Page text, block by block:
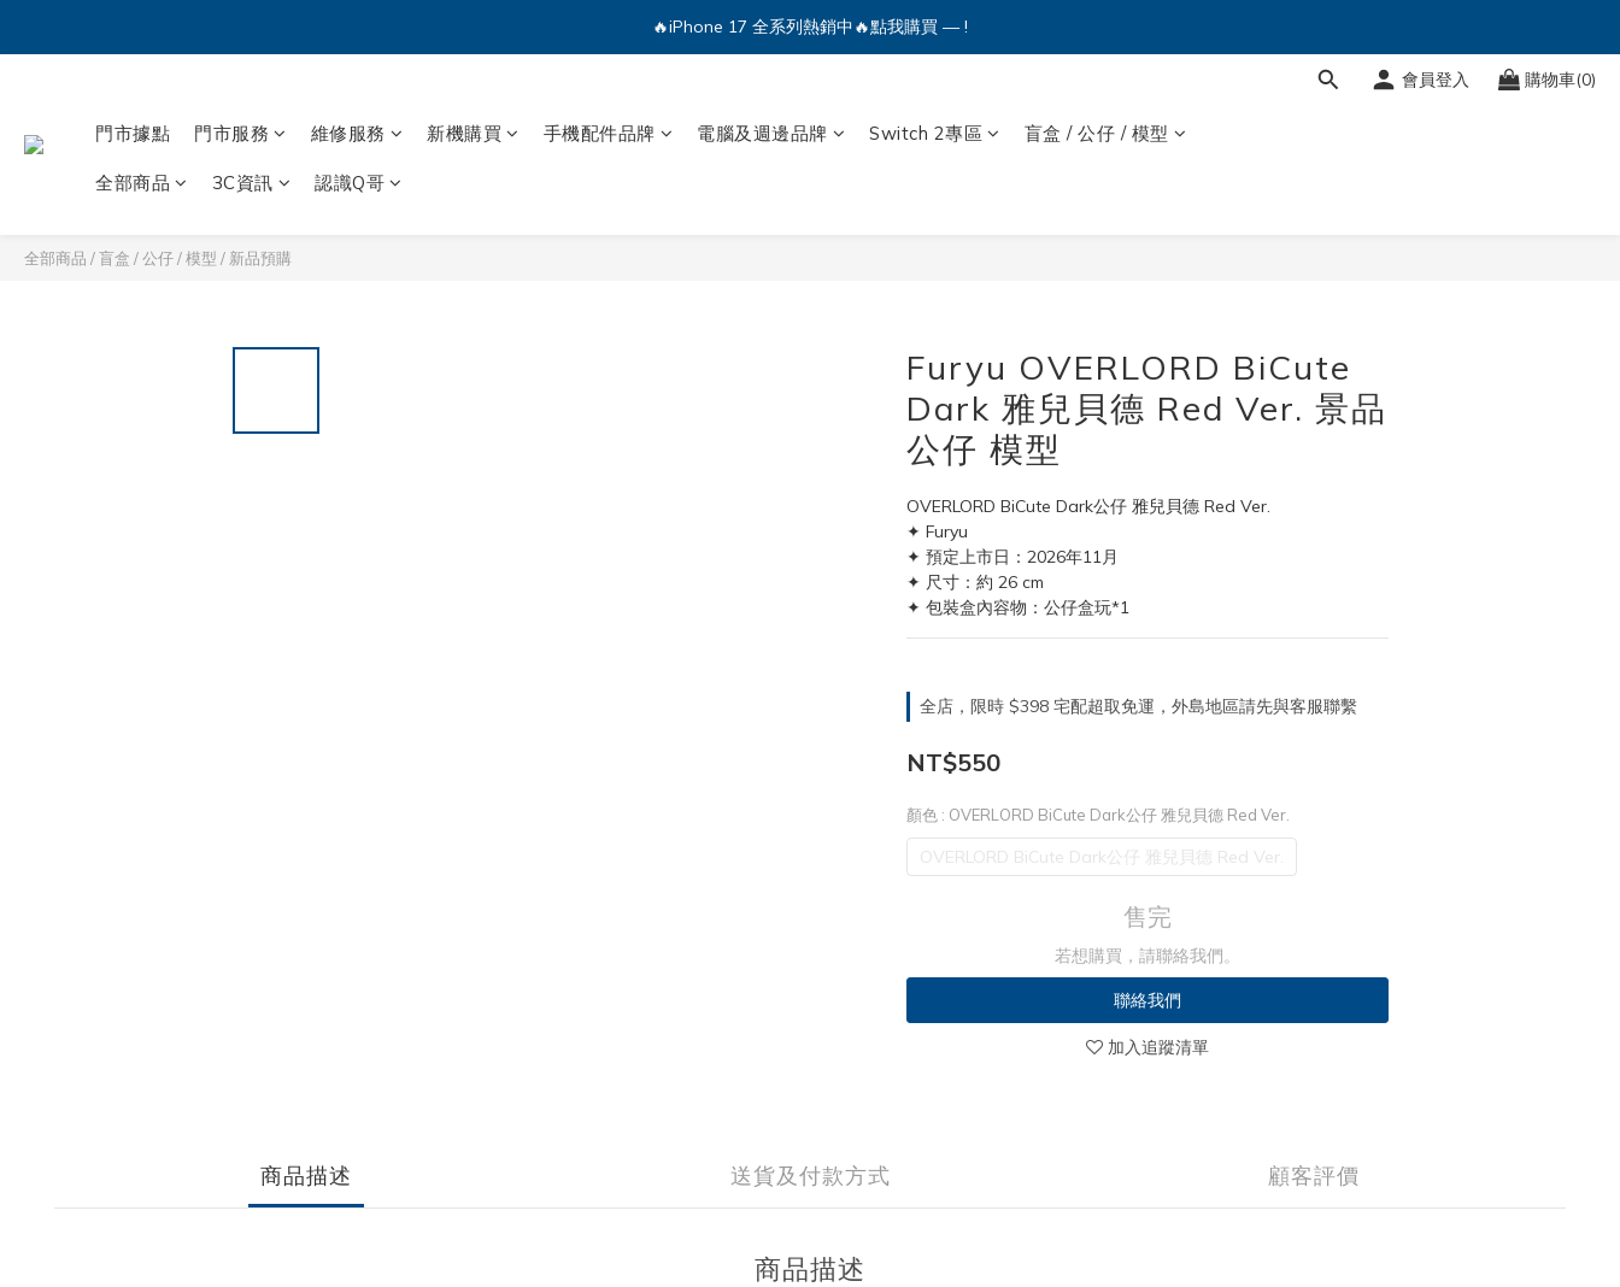
🔥iPhone 17 全系列熱銷中🔥點我購買 — !
🔥iPhone 17 全系列熱銷中🔥點我購買 — !
🔥iPhone 17 全系列熱銷中🔥點我購買 — !
會員登入 購物車(0)
門市據點 門市服務 維修服務 新機購買 手機配件品牌 電腦及週邊品牌 Switch 2專區 盲盒 / 公仔 / 模型
全部商品 3C資訊 認識Q哥
全部商品 /盲盒 / 公仔 / 模型 / 新品預購
Furyu OVERLORD BiCute
Dark 雅兒貝德 Red Ver. 景品
公仔 模型
OVERLORD BiCute Dark公仔 雅兒貝德 Red Ver.
✦ Furyu
✦ 預定上市日：2026年11月
✦ 尺寸：約 26 cm
✦ 包裝盒內容物：公仔盒玩*1
全店，限時 $398 宅配超取免運，外島地區請先與客服聯繫
NT$550
顏色 : OVERLORD BiCute Dark公仔 雅兒貝德 Red Ver.
OVERLORD BiCute Dark公仔 雅兒貝德 Red Ver.
售完
若想購買，請聯絡我們。
聯絡我們
加入追蹤清單
商品描述 送貨及付款方式 顧客評價
商品描述